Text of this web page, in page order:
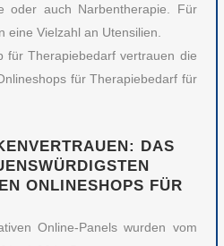
oder auch Narbentherapie. Für
eine Vielzahl an Utensilien.
für Therapiebedarf vertrauen die
für Therapiebedarf für
DAS
ONLINESHOPS FÜR
Online-Panels wurden vom